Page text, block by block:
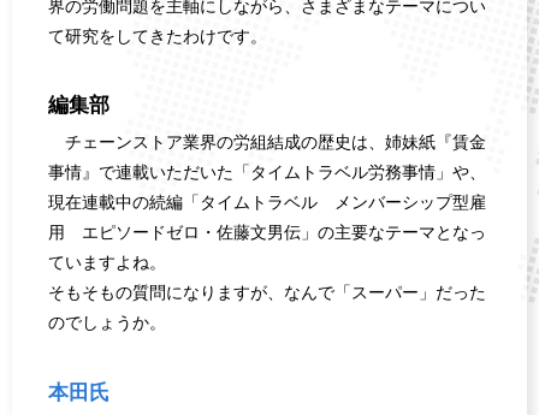
界の労働問題を主軸にしながら、さまざまなテーマについ
て研究をしてきたわけです。
編集部
チェーンストア業界の労組結成の歴史は、姉妹紙『賃金
事情』で連載いただいた「タイムトラベル労務事情」や、
現在連載中の続編「タイムトラベル メンバーシップ型雇
用 エピソードゼロ・佐藤文男伝」の主要なテーマとなっ
ていますよね。
そもそもの質問になりますが、なんで「スーパー」だった
のでしょうか。
本田氏